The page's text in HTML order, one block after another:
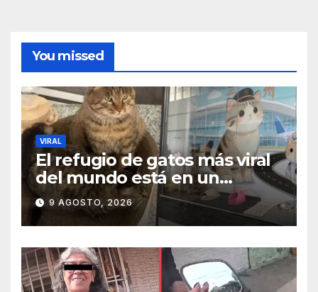
You missed
VIRAL
El refugio de gatos más viral
del mundo está en un
aeropuerto internacional y
tiene a tres felinos
patrullando las puertas de
embarque
9 AGOSTO, 2026